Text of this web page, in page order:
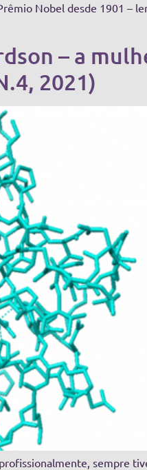
Nobel desde 1901 –
– a
2021)
sempre